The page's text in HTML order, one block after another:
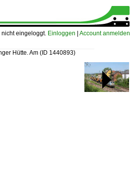
nicht eingeloggt. Einloggen Account anmelden
Hütte. Am (ID 1440893)